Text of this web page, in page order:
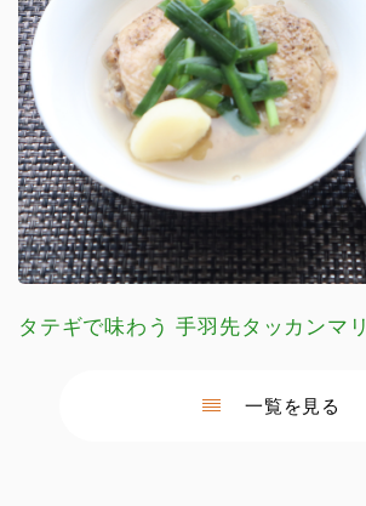
タテギで味わう 手羽先タッカンマリ
一覧を見る